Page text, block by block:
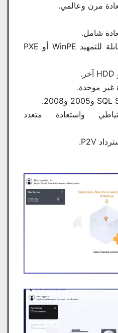
مرن وعالمي.
شامل.
Linux أو وسائط قابلة للتمهيد WinPE أو PXE
غير موحدة.
واستعادة متعدد